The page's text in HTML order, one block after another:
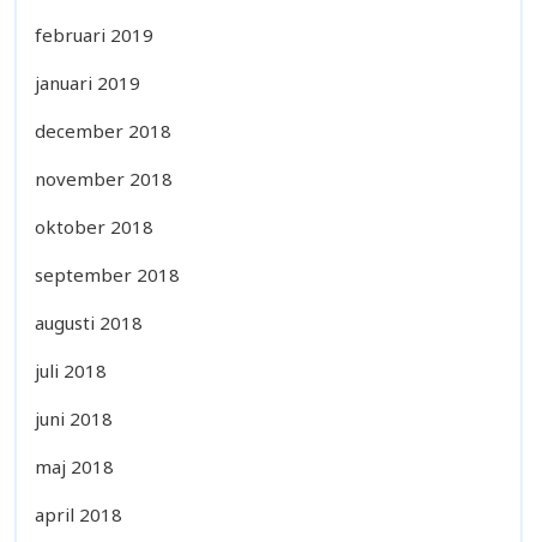
februari 2019
januari 2019
december 2018
november 2018
oktober 2018
september 2018
augusti 2018
juli 2018
juni 2018
maj 2018
april 2018